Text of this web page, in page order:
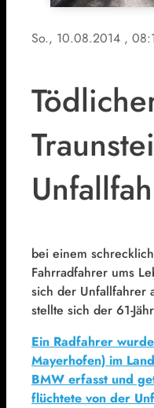
So., 10.08.2014 ,
bei einem
Fahrradfahrer ums
sich der Unfallfahrer
stellte sich der 61-
Ein Radfahrer
Mayerhofen) im
BMW erfasst und
flüchtete von der